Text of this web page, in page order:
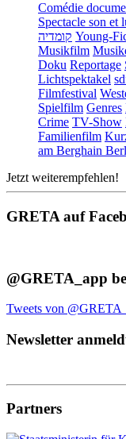
Comédie
Spectacle son et
קומדיה Young-
Musikfilm
Doku Reportage
Lichtspektakel
Filmfestival
Spielfilm Genres
Crime TV-Show
Familienfilm
am Berghain
Jetzt weiterempfehlen!
GRETA auf
@GRETA_app
Tweets von
Newsletter
Partners